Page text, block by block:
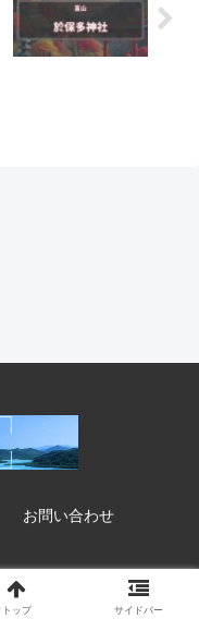
お問い合わせ
祭り お得情報.
トップ サイドバー